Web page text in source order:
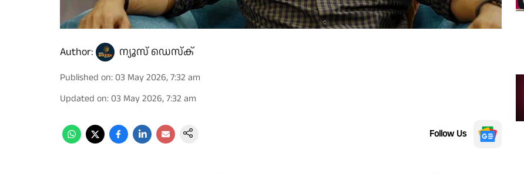
Author: ന്യൂസ് ഡെസ്ക്
Published on: 03 May 2026, 7:32 am
Updated on: 03 May 2026, 7:32 am
Follow Us